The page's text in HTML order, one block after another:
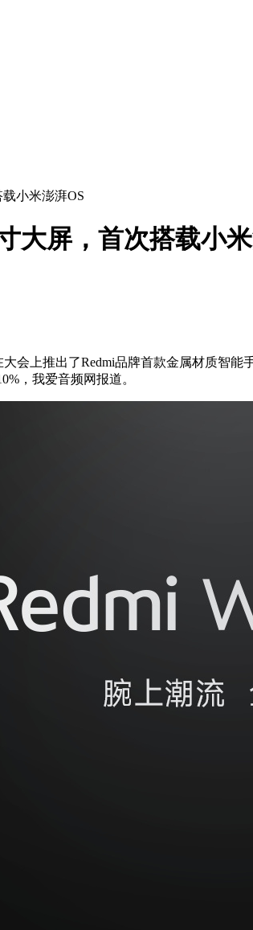
载小米澎湃OS
大屏，首次搭载小
会上推出了Redmi品牌首款金属材质智
，我爱音频网报道。